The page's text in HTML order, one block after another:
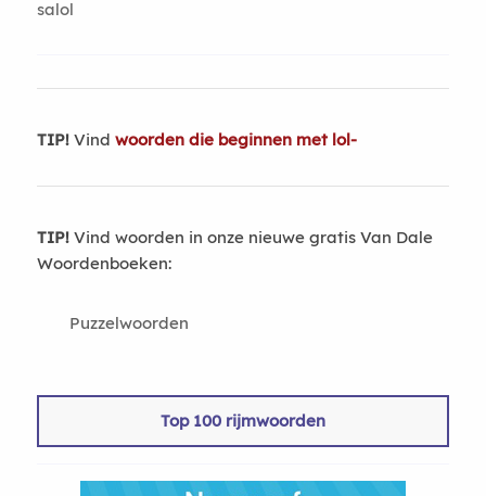
salol
TIP!Vind woorden die beginnen met lol-
TIP!Vind woorden in onze nieuwe gratis Van Dale
Woordenboeken:
Puzzelwoorden
Top 100 rijmwoorden